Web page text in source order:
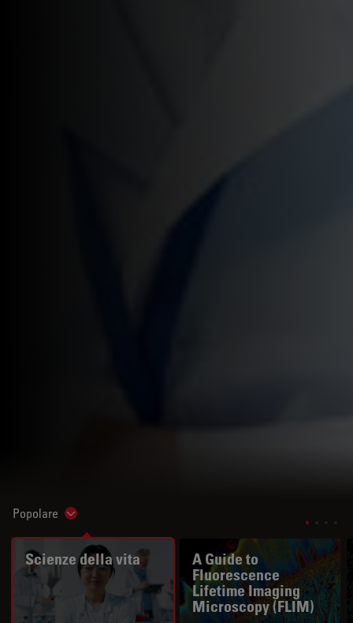
Popolare Show subnavigation
Scienze della vita
A Guide to
Fluorescence
Lifetime Imaging
Microscopy (FLIM)